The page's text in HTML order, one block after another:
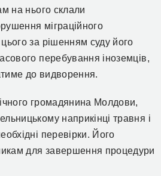
на нього склали
міграційного
за рішенням суду його
перебування іноземців,
до видворення.
громадянина Молдови,
наприкінці травня і
перевірки. Його
для завершення процедури